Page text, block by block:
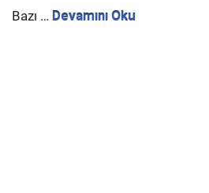
Bazı … Devamını Oku